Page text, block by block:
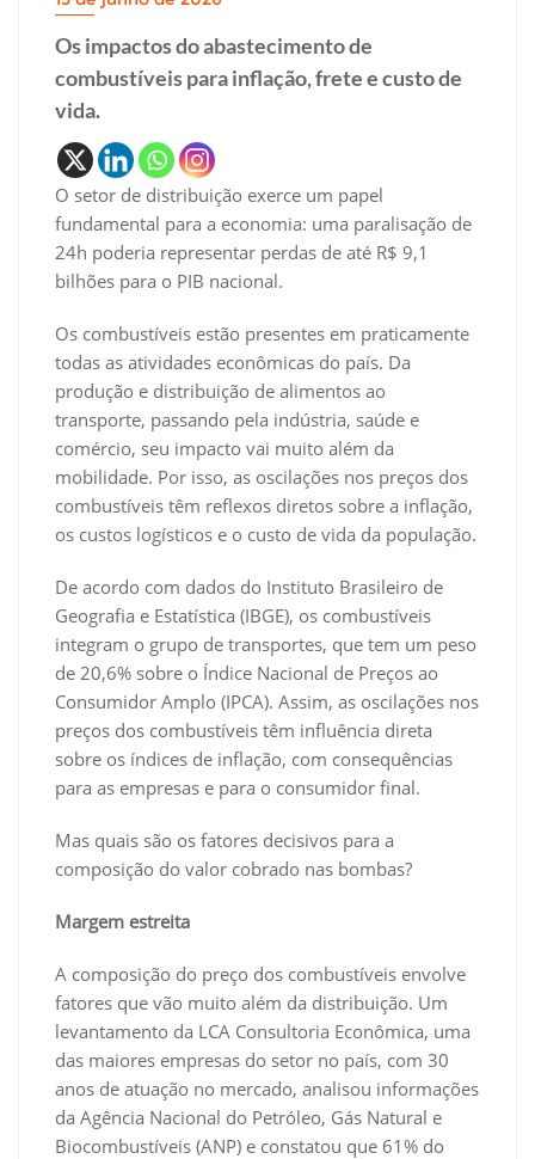
Os impactos do abastecimento de
combustíveis para inflação, frete e custo de
vida.
O setor de distribuição exerce um papel
fundamental para a economia: uma paralisação de
24h poderia representar perdas de até R$ 9,1
bilhões para o PIB nacional.
Os combustíveis estão presentes em praticamente
todas as atividades econômicas do país. Da
produção e distribuição de alimentos ao
transporte, passando pela indústria, saúde e
comércio, seu impacto vai muito além da
mobilidade. Por isso, as oscilações nos preços dos
combustíveis têm reflexos diretos sobre a inflação,
os custos logísticos e o custo de vida da população.
De acordo com dados do Instituto Brasileiro de
Geografia e Estatística (IBGE), os combustíveis
integram o grupo de transportes, que tem um peso
de 20,6% sobre o Índice Nacional de Preços ao
Consumidor Amplo (IPCA). Assim, as oscilações nos
preços dos combustíveis têm influência direta
sobre os índices de inflação, com consequências
para as empresas e para o consumidor final.
Mas quais são os fatores decisivos para a
composição do valor cobrado nas bombas?
Margem estreita
A composição do preço dos combustíveis envolve
fatores que vão muito além da distribuição. Um
levantamento da LCA Consultoria Econômica, uma
das maiores empresas do setor no país, com 30
anos de atuação no mercado, analisou informações
da Agência Nacional do Petróleo, Gás Natural e
Biocombustíveis (ANP) e constatou que 61% do